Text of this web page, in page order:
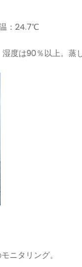
：24.7℃
度は90％以上。
ニタリング。